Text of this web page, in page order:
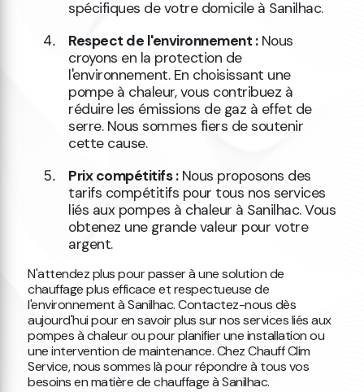
spécifiques de votre domicile à Sanilhac.
Respect de l'environnement :Nous
croyons en la protection de
l'environnement. En choisissant une
pompe à chaleur, vous contribuez à
réduire les émissions de gaz à effet de
serre. Nous sommes fiers de soutenir
cette cause.
Prix compétitifs :Nous proposons des
tarifs compétitifs pour tous nos services
liés aux pompes à chaleur à Sanilhac. Vous
obtenez une grande valeur pour votre
argent.
N'attendez plus pour passer à une solution de
chauffage plus efficace et respectueuse de
l'environnement à Sanilhac. Contactez-nous dès
aujourd'hui pour en savoir plus sur nos services liés aux
pompes à chaleur ou pour planifier une installation ou
une intervention de maintenance. Chez Chauff Clim
Service, nous sommes là pour répondre à tous vos
besoins en matière de chauffage à Sanilhac.